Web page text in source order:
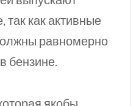
так как активные
равномерно
бензине.
якобы